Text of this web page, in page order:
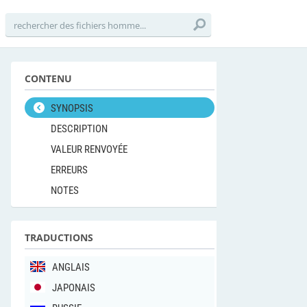
CONTENU
SYNOPSIS
DESCRIPTION
VALEUR RENVOYÉE
ERREURS
NOTES
TRADUCTIONS
ANGLAIS
JAPONAIS